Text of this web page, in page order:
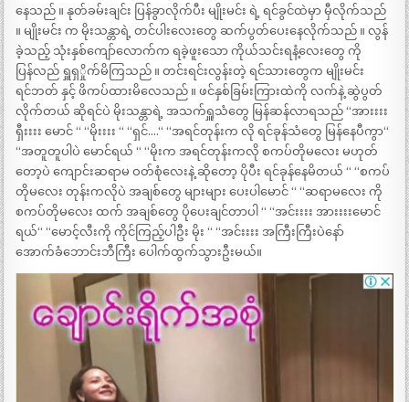
နေသည် ။ နုတ်ခမ်းချင်း ပြန်ခွာလိုက်ပီး မျိုးမင်း ရဲ့ ရင်ခွင်ထဲမှာ မှီလိုက်သည်
။ မျိုးမင်း က မိုးသန္တာရဲ့ တင်ပါးလေးတွေ ဆက်ပွတ်ပေးနေလိုက်သည် ။ လွန်
ခဲ့သည့် သုံးနှစ်ကျော်လောက်က ရခဲ့ဖူးသော ကိုယ်သင်းရနံ့လေးတွေ ကို
ပြန်လည် ရှူရှှိုက်မိကြသည် ။ တင်းရင်းလွန်းတဲ့ ရင်သားတွေက မျိုးမင်း
ရင်ဘတ် နှင့် ဖိကပ်ထားမိလေသည် ။ ဖင်နှစ်ခြမ်းကြားထဲကို လက်နဲ့ ဆွဲပွတ်
လိုက်တယ် ဆိုရင်ပဲ မိုးသန္တာရဲ့ အသက်ရှူသံတွေ မြန်ဆန်လာရသည် “အားးးး
ရှီးးးး မောင် “ “မိုးးးး “ “ရှင်….“ “အရင်တုန်းက လို ရင်ခုန်သံတွေ မြန်နေပီကွာ“
“အတူတူပါပဲ မောင်ရယ် “ “မိုးက အရင်တုန်းကလို စကပ်တိုမလေး မဟုတ်
တော့ပဲ ကျောင်းဆရာမ ဝတ်စုံလေးနဲ့ ဆိုတော့ ပိုပီး ရင်ခုန်နေမိတယ် “ “စကပ်
တိုမလေး တုန်းကလိုပဲ အချစ်တွေ များများ ပေးပါမောင် “ “ဆရာမလေး ကို
စကပ်တိုမလေး ထက် အချစ်တွေ ပိုပေးချင်တာပါ “ “အင်းးးး အားးးးမောင်
ရယ်“ “မောင့်လီးကို ကိုင်ကြည့်ပါဦး မိုး “ “အင်းးးး အကြီးကြီးပဲနော်
အောက်ခံဘောင်းဘီကြီး ပေါက်ထွက်သွားဦးမယ်။